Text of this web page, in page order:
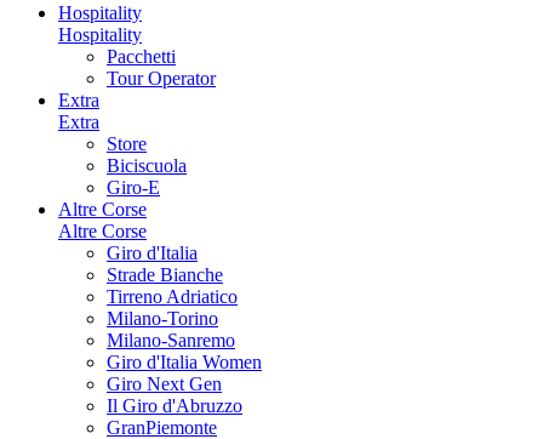
Hospitality
Hospitality
Pacchetti
Tour Operator
Extra
Extra
Store
Biciscuola
Giro-E
Altre Corse
Altre Corse
Giro d'Italia
Strade Bianche
Tirreno Adriatico
Milano-Torino
Milano-Sanremo
Giro d'Italia Women
Giro Next Gen
Il Giro d'Abruzzo
GranPiemonte